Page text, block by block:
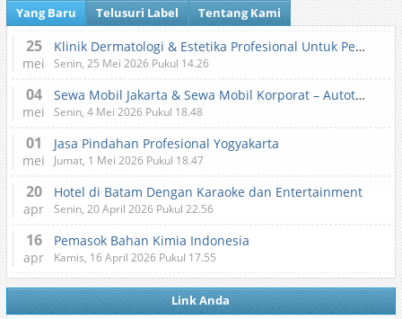
Yang Baru Telusuri Label Tentang Kami
25
mei
Klinik Dermatologi & Estetika Profesional Untuk Perawatan Kulit dan Kecantikan
Senin, 25 Mei 2026 Pukul 14.26
04
mei
Sewa Mobil Jakarta & Sewa Mobil Korporat – Autotranz Indonesia
Senin, 4 Mei 2026 Pukul 18.48
01
mei
Jasa Pindahan Profesional Yogyakarta
Jumat, 1 Mei 2026 Pukul 18.47
20
apr
Hotel di Batam Dengan Karaoke dan Entertainment
Senin, 20 April 2026 Pukul 22.56
16
apr
Pemasok Bahan Kimia Indonesia
Kamis, 16 April 2026 Pukul 17.55
Link Anda